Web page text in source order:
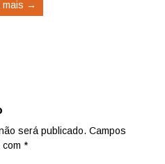
mais →
será publicado. Campos
*